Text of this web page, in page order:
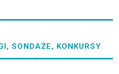
SONDAŻE, KONKURSY